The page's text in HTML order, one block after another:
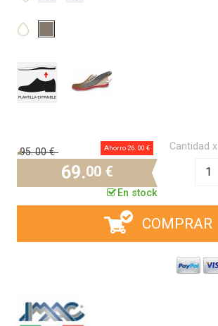
95.00 € Ahorro 26. 00 €
69.00 €
En stock
Cantidad x
COMPRAR